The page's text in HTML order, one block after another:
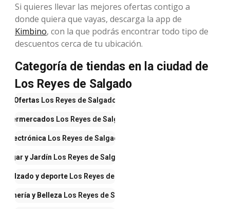
Si quieres llevar las mejores ofertas contigo a
donde quiera que vayas, descarga la app de
Kimbino, con la que podrás encontrar todo tipo de
descuentos cerca de tu ubicación.
Categoría de tiendas en la ciudad de
Los Reyes de Salgado
Ofertas Los Reyes de Salgado
Los Reyes de Salgado
Electrónica Los Reyes de Salgado
Hogar y Jardín Los Reyes de Salgado
calzado y deporte Los Reyes de Salgado
y Belleza Los Reyes de Salgado